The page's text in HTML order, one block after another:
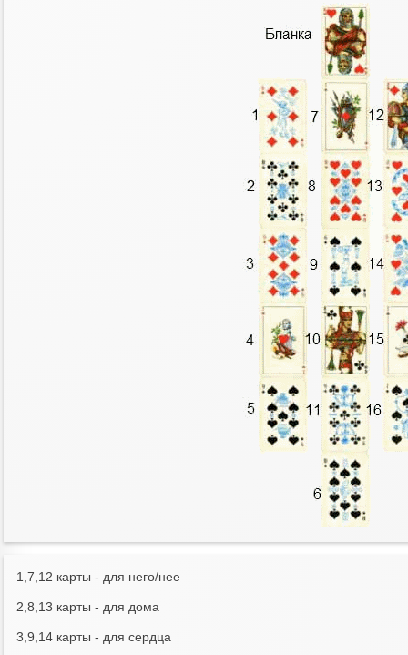
1,7,12 карты - для него/нее
2,8,13 карты - для дома
3,9,14 карты - для сердца